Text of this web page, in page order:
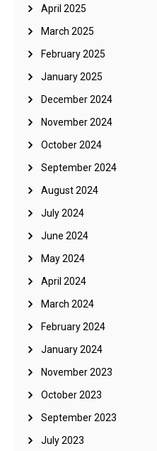
April 2025
March 2025
February 2025
January 2025
December 2024
November 2024
October 2024
September 2024
August 2024
July 2024
June 2024
May 2024
April 2024
March 2024
February 2024
January 2024
November 2023
October 2023
September 2023
July 2023